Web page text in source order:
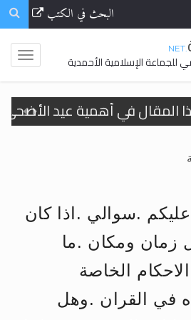
البحث في الكتب
.NET
للجماعة الإسلامية الأحمدية
المقال في أهمية عيد
لأفراد الجماعة >> المزيد
هامّ لأفراد الجماعة >> المزيد
الكتاب وتعرّف على حقيقة
عليكم .سوالي .اذا كان
زمان ومكان .ما
الخاصة
في القران .وهل